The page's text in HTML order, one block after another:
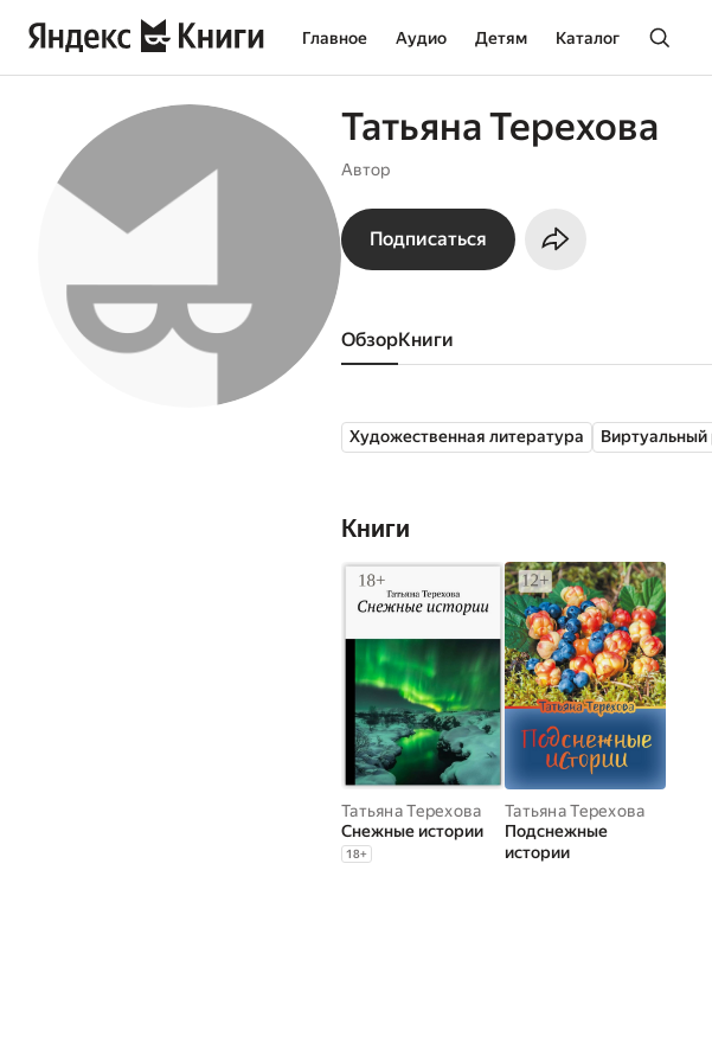
Главное Аудио Детям Каталог
Татьяна Терехова
Автор
Подписаться
Обзор книги
Художественная литература Виртуальный
Книги
Татьяна Терехова
Снежные истории
18+
Татьяна Терехова
Подснежные
истории